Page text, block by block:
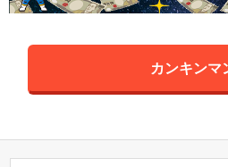
カンキンマ